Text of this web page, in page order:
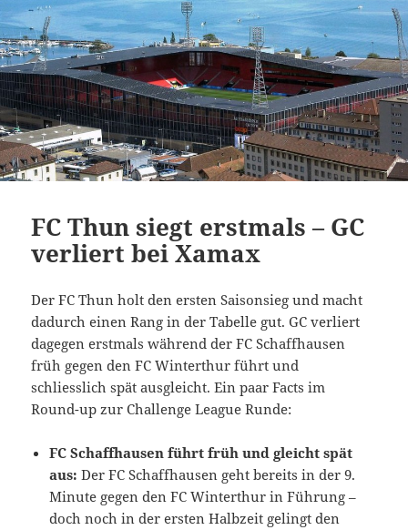
FC Thun siegt erstmals – GC
verliert bei Xamax
Der FC Thun holt den ersten Saisonsieg und macht
dadurch einen Rang in der Tabelle gut. GC verliert
dagegen erstmals während der FC Schaffhausen
früh gegen den FC Winterthur führt und
schliesslich spät ausgleicht. Ein paar Facts im
Round-up zur Challenge League Runde:
FC Schaffhausen führt früh und gleicht spät
aus:Der FC Schaffhausen geht bereits in der 9.
Minute gegen den FC Winterthur in Führung –
doch noch in der ersten Halbzeit gelingt den